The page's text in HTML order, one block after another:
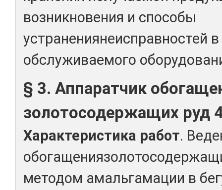
возникновения и способы
устранениянеисправностей
обслуживаемого
§ 3. Аппаратчик
золотосодержащих руд
Характеристика работ.
методом амальгамации в